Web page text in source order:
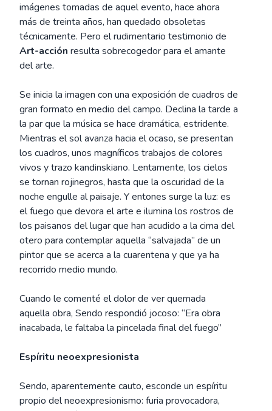
imágenes tomadas de aquel evento, hace ahora
más de treinta años, han quedado obsoletas
técnicamente. Pero el rudimentario testimonio de
Art-acción resulta sobrecogedor para el amante
del arte.
Se inicia la imagen con una exposición de cuadros de
gran formato en medio del campo. Declina la tarde a
la par que la música se hace dramática, estridente.
Mientras el sol avanza hacia el ocaso, se presentan
los cuadros, unos magníficos trabajos de colores
vivos y trazo kandinskiano. Lentamente, los cielos
se tornan rojinegros, hasta que la oscuridad de la
noche engulle al paisaje. Y entones surge la luz: es
el fuego que devora el arte e ilumina los rostros de
los paisanos del lugar que han acudido a la cima del
otero para contemplar aquella “salvajada” de un
pintor que se acerca a la cuarentena y que ya ha
recorrido medio mundo.
Cuando le comenté el dolor de ver quemada
aquella obra, Sendo respondió jocoso: “Era obra
inacabada, le faltaba la pincelada final del fuego”
Espíritu neoexpresionista
Sendo, aparentemente cauto, esconde un espíritu
propio del neoexpresionismo: furia provocadora,